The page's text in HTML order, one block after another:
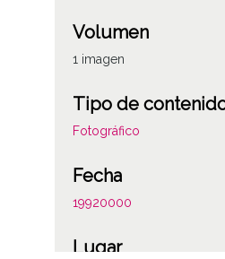
Volumen
1 imagen
Tipo de
Fotográfico
Fecha
19920000
Lugar